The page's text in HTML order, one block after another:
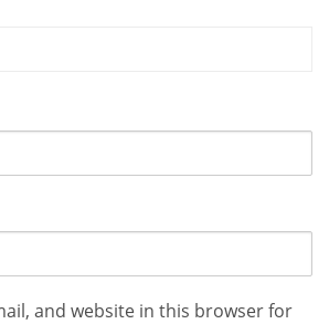
and website in this browser for